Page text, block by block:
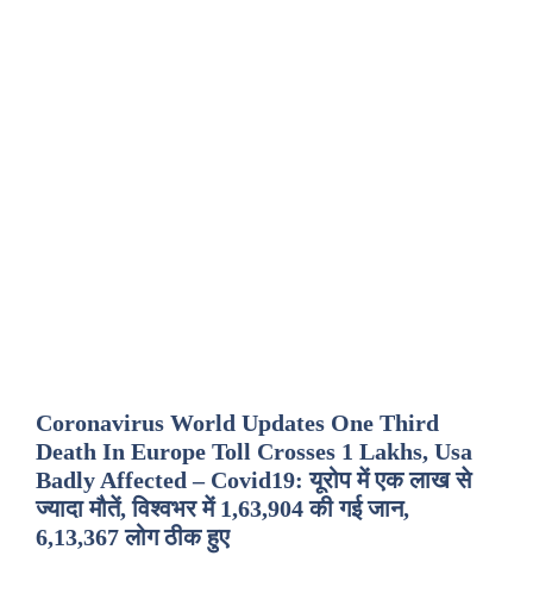
Coronavirus World Updates One Third
Death In Europe Toll Crosses 1 Lakhs, Usa
Badly Affected – Covid19: यूरोप में एक लाख से
ज्यादा मौतें, विश्वभर में 1,63,904 की गई जान,
6,13,367 लोग ठीक हुए